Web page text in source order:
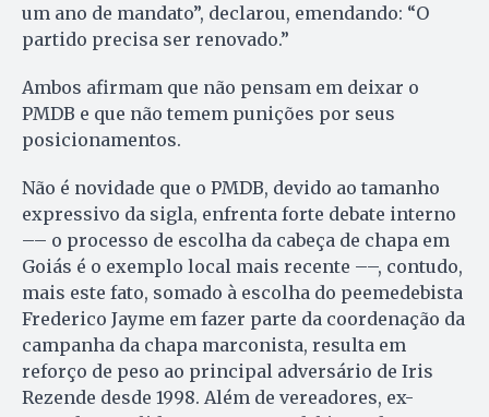
um ano de mandato”, declarou, emendando: “O
partido precisa ser renovado.”
Ambos afirmam que não pensam em deixar o
PMDB e que não temem punições por seus
posicionamentos.
Não é novidade que o PMDB, devido ao tamanho
expressivo da sigla, enfrenta forte debate interno
–– o processo de escolha da cabeça de chapa em
Goiás é o exemplo local mais recente ––, contudo,
mais este fato, somado à escolha do peemedebista
Frederico Jayme em fazer parte da coordenação da
campanha da chapa marconista, resulta em
reforço de peso ao principal adversário de Iris
Rezende desde 1998. Além de vereadores, ex-